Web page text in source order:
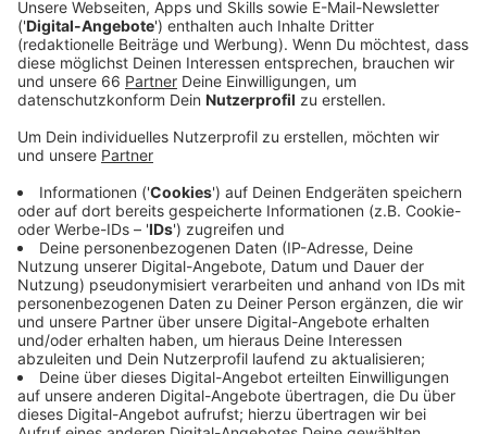
2024, 16h) berät der Verkehrsausschuss über die
Pläne.
Veröffentlicht: Mittwoch, 05.06.2024 11:21
Anzeige
Die Politiker sollen über die genaue Trassenführung
diskutieren. Die Stadtverwaltung hat verschiedene
Varianten geprüft und stellt diese vor. Der
Radschnellweg wird ungefähr 25 Kilometer lang, der
Großteil davon befindet sich auf Düsseldorfer
Stadtgebiet. Er soll von Neuss aus durch
Volmerswerth, Flehe und Bilk an der Uni vorbei durch
Urdenbach, Garath und Hellerhof nach Langenfeld
führen. Über den genauen Streckenverlauf